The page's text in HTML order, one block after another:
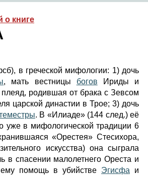
о книге
в греческой мифологии: 1) дочь
, мать вестницы богов Ириды и
плеяд, родившая от брака с Зевсом
царской династии в Трое; 3) дочь
. В «Илиаде» (144 след.) её
уже в мифологической традиции 6
«Орестея» Стесихора,
искусства) она сыграла
в спасении малолетнего Ореста и
помощь в убийстве Эгисфа и